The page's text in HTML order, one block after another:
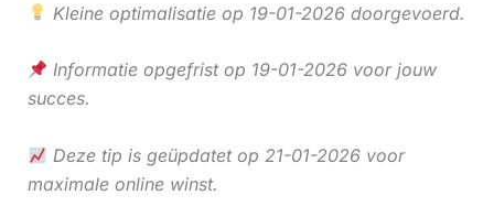
Kleine optimalisatie op 19-01-2026 doorgevoerd.
Informatie opgefrist op 19-01-2026 voor jouw
succes.
Deze tip is geüpdatet op 21-01-2026 voor
maximale online winst.